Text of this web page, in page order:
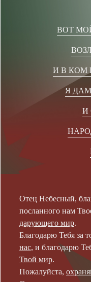
ВОТ
И В КОМ
Я
И
Отец Небесный,
посланного нам
дарующего мир.
Благодарю Тебя за
нас, и благодарю
Твой мир.
Пожалуйста,